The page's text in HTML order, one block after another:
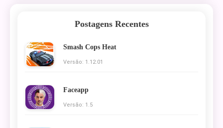
Postagens Recentes
Smash Cops Heat
Versão: 1.12.01
Faceapp
Versão: 1.5